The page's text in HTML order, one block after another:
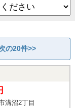
の20件>>
溝沼2丁目